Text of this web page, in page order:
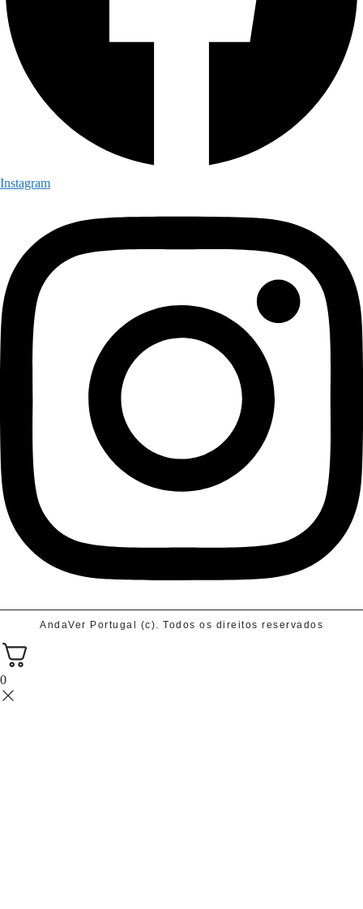
Instagram
AndaVer Portugal (c). Todos os direitos reservados
0